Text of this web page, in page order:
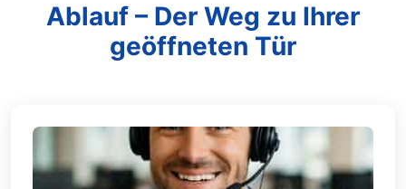
Ablauf – Der Weg zu Ihrer
geöffneten Tür